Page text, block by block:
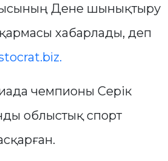
Дене шынықтыру
хабарлады, деп
чемпионы Серік
облыстық спорт